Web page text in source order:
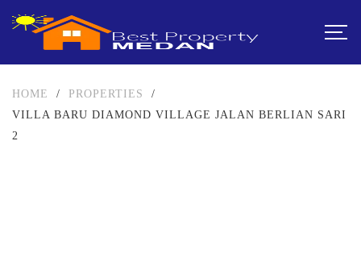
HOME / PROPERTIES
/
VILLA BARU DIAMOND VILLAGE JALAN BERLIAN SARI
2